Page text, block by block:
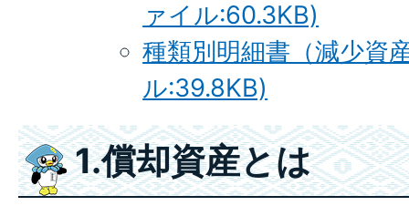
ァイル:60.3KB)
種類別明細書（減少資
ル:39.8KB)
1.償却資産とは